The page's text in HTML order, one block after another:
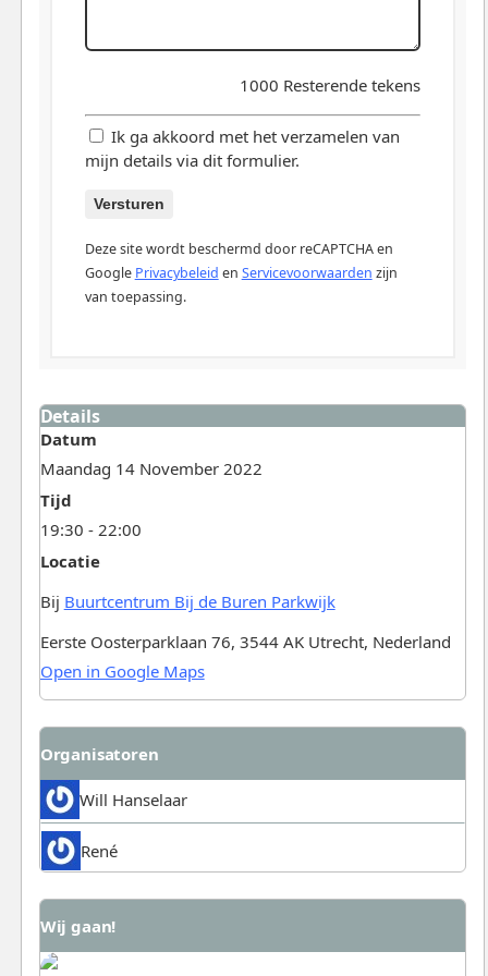
1000 Resterende tekens
Ik ga akkoord met het verzamelen van
mijn details via dit formulier.
Versturen
Deze site wordt beschermd door reCAPTCHA en
Google Privacybeleid en Servicevoorwaarden zijn
van toepassing.
Details
Datum
Maandag 14 November 2022
Tijd
19:30 - 22:00
Locatie
Bij Buurtcentrum Bij de Buren Parkwijk
Eerste Oosterparklaan 76, 3544 AK Utrecht, Nederland
Open in Google Maps
Organisatoren
Will Hanselaar
René
Wij gaan!